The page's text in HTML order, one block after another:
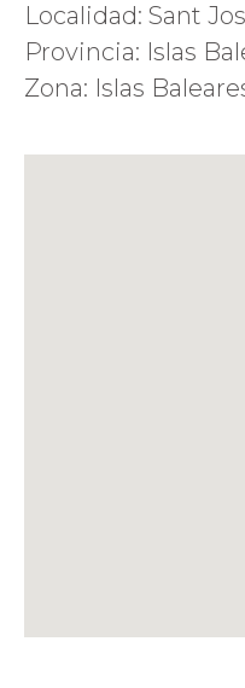
Localidad: Sant
Provincia: Islas
Zona: Islas